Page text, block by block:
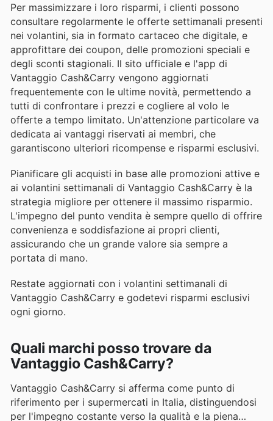
Per massimizzare i loro risparmi, i clienti possono
consultare regolarmente le offerte settimanali presenti
nei volantini, sia in formato cartaceo che digitale, e
approfittare dei coupon, delle promozioni speciali e
degli sconti stagionali. Il sito ufficiale e l'app di
Vantaggio Cash&Carry vengono aggiornati
frequentemente con le ultime novità, permettendo a
tutti di confrontare i prezzi e cogliere al volo le
offerte a tempo limitato. Un'attenzione particolare va
dedicata ai vantaggi riservati ai membri, che
garantiscono ulteriori ricompense e risparmi esclusivi.
Pianificare gli acquisti in base alle promozioni attive e
ai volantini settimanali di Vantaggio Cash&Carry è la
strategia migliore per ottenere il massimo risparmio.
L'impegno del punto vendita è sempre quello di offrire
convenienza e soddisfazione ai propri clienti,
assicurando che un grande valore sia sempre a
portata di mano.
Restate aggiornati con i volantini settimanali di
Vantaggio Cash&Carry e godetevi risparmi esclusivi
ogni giorno.
Quali marchi posso trovare da
Vantaggio Cash&Carry?
Vantaggio Cash&Carry si afferma come punto di
riferimento per i supermercati in Italia, distinguendosi
per l'impegno costante verso la qualità e la piena